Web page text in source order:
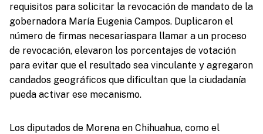
requisitos para solicitar la revocación de mandato de la
gobernadora María Eugenia Campos. Duplicaron el
número de firmas necesariaspara llamar a un proceso
de revocación, elevaron los porcentajes de votación
para evitar que el resultado sea vinculante y agregaron
candados geográficos que dificultan que la ciudadanía
pueda activar ese mecanismo.
Los diputados de Morena en Chihuahua, como el